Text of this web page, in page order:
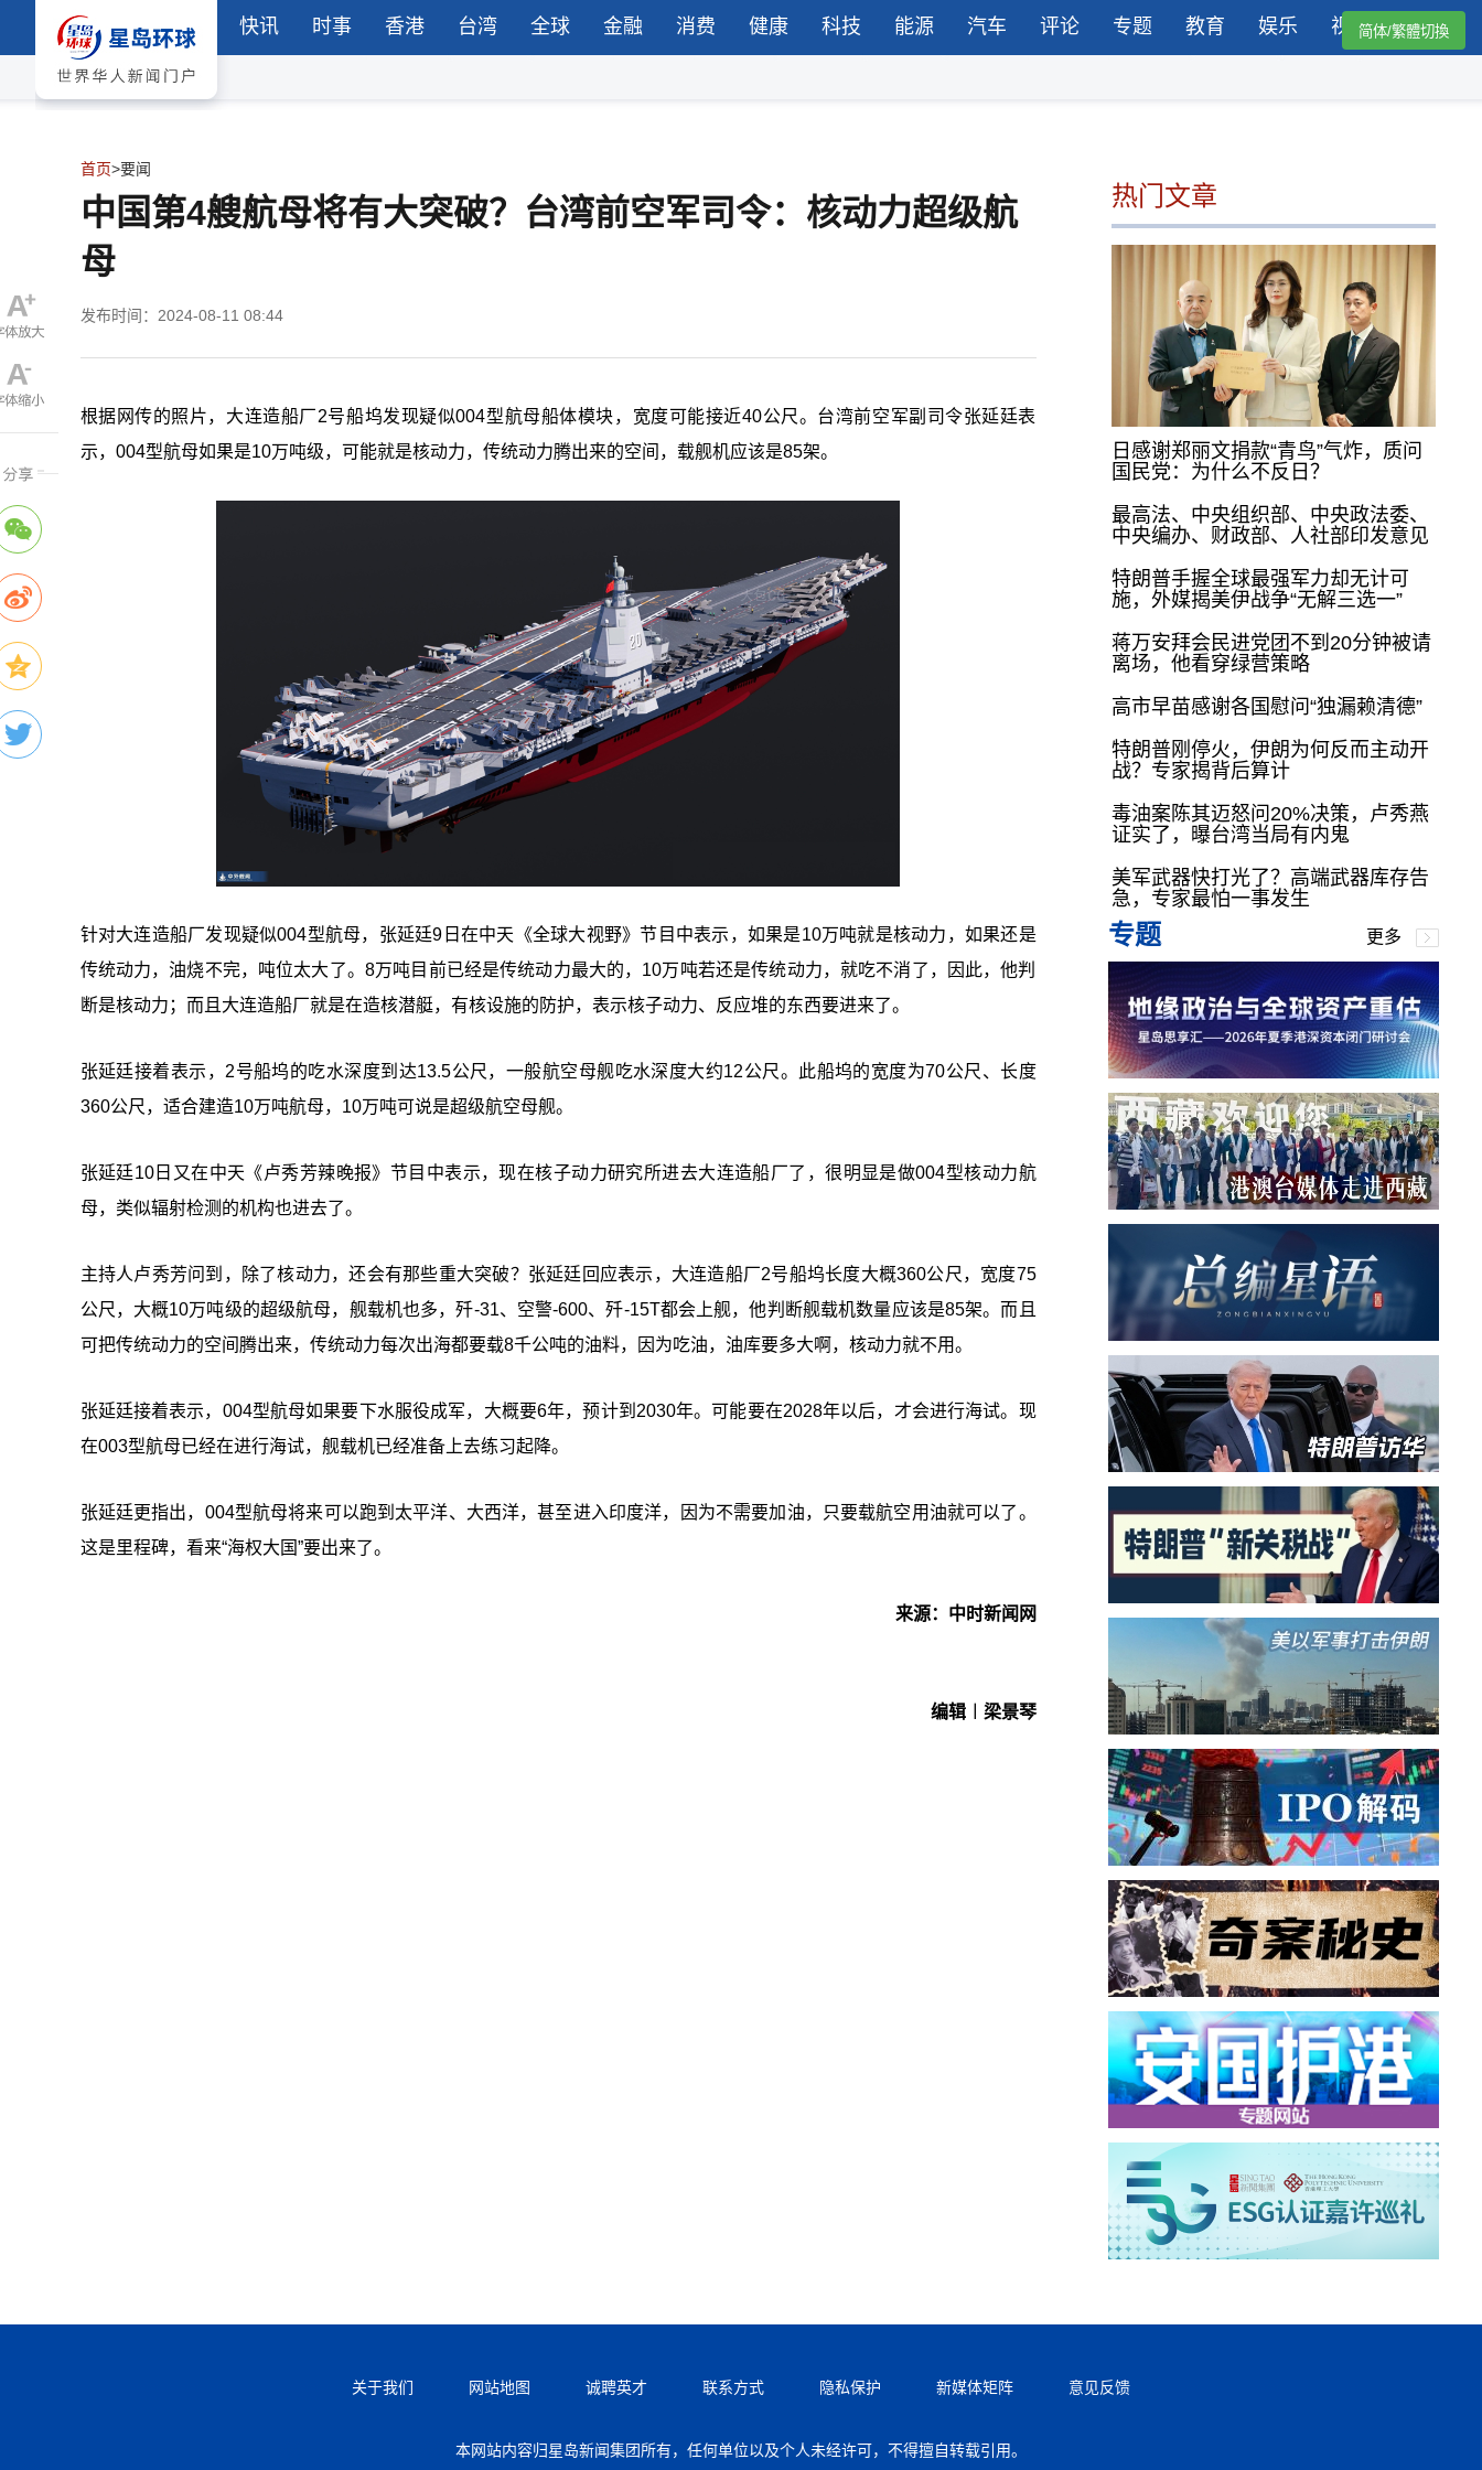
快讯 时事 香港 台湾 全球 金融 消费 健康 科技 能源 汽车 评论 专题 教育 娱乐 视频简体/繁體切換
首页>要闻
中国第4艘航母将有大突破？台湾前空军司令：核动力超级航
母
发布时间：2024-08-11 08:44
根据网传的照片，大连造船厂2号船坞发现疑似004型航母船体模块，宽度可能接近40公尺。台湾前空军副司令张延廷表
示，004型航母如果是10万吨级，可能就是核动力，传统动力腾出来的空间，载舰机应该是85架。
针对大连造船厂发现疑似004型航母，张延廷9日在中天《全球大视野》节目中表示，如果是10万吨就是核动力，如果还是
传统动力，油烧不完，吨位太大了。8万吨目前已经是传统动力最大的，10万吨若还是传统动力，就吃不消了，因此，他判
断是核动力；而且大连造船厂就是在造核潜艇，有核设施的防护，表示核子动力、反应堆的东西要进来了。
张延廷接着表示，2号船坞的吃水深度到达13.5公尺，一般航空母舰吃水深度大约12公尺。此船坞的宽度为70公尺、长度
360公尺，适合建造10万吨航母，10万吨可说是超级航空母舰。
张延廷10日又在中天《卢秀芳辣晚报》节目中表示，现在核子动力研究所进去大连造船厂了，很明显是做004型核动力航
母，类似辐射检测的机构也进去了。
主持人卢秀芳问到，除了核动力，还会有那些重大突破？张延廷回应表示，大连造船厂2号船坞长度大概360公尺，宽度75
公尺，大概10万吨级的超级航母，舰载机也多，歼-31、空警-600、歼-15T都会上舰，他判断舰载机数量应该是85架。而且
可把传统动力的空间腾出来，传统动力每次出海都要载8千公吨的油料，因为吃油，油库要多大啊，核动力就不用。
张延廷接着表示，004型航母如果要下水服役成军，大概要6年，预计到2030年。可能要在2028年以后，才会进行海试。现
在003型航母已经在进行海试，舰载机已经准备上去练习起降。
张延廷更指出，004型航母将来可以跑到太平洋、大西洋，甚至进入印度洋，因为不需要加油，只要载航空用油就可以了。
这是里程碑，看来“海权大国”要出来了。
来源：中时新闻网
编辑︱梁景琴
热门文章
日感谢郑丽文捐款“青鸟”气炸，质问
国民党：为什么不反日？
最高法、中央组织部、中央政法委、
中央编办、财政部、人社部印发意见
特朗普手握全球最强军力却无计可
施，外媒揭美伊战争“无解三选一”
蒋万安拜会民进党团不到20分钟被请
离场，他看穿绿营策略
高市早苗感谢各国慰问“独漏赖清德”
特朗普刚停火，伊朗为何反而主动开
战？专家揭背后算计
毒油案陈其迈怒问20%决策，卢秀燕
证实了，曝台湾当局有内鬼
美军武器快打光了？高端武器库存告
急，专家最怕一事发生
专题 更多
关于我们 网站地图 诚聘英才 联系方式 隐私保护 新媒体矩阵 意见反馈
本网站内容归星岛新闻集团所有，任何单位以及个人未经许可，不得擅自转载引用。